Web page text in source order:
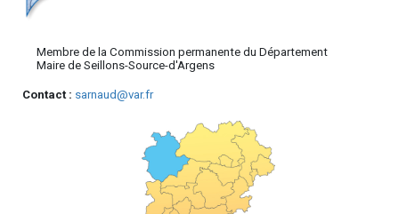
Membre de la Commission permanente du Département
Maire de Seillons-Source-d'Argens
Contact : sarnaud@var.fr